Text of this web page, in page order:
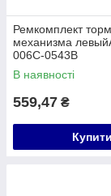
Ремкомплект
механизма
006C-0543B
В наявності
559,47 ₴
Купити